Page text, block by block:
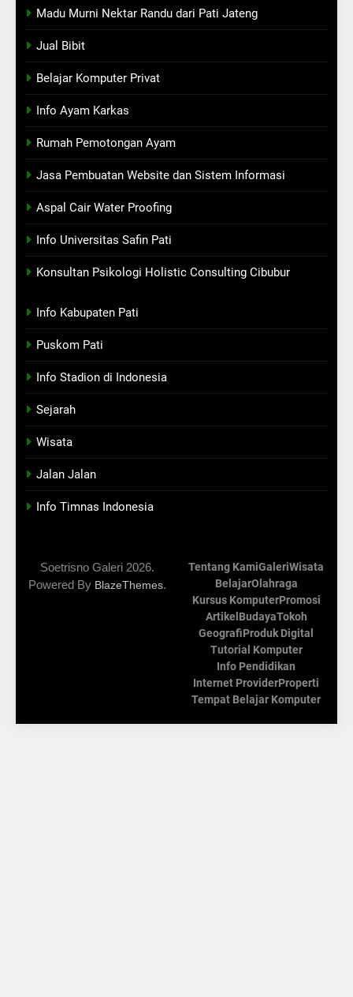
Madu Murni Nektar Randu dari Pati Jateng
Jual Bibit
Belajar Komputer Privat
Info Ayam Karkas
Rumah Pemotongan Ayam
Jasa Pembuatan Website dan Sistem Informasi
Aspal Cair Water Proofing
Info Universitas Safin Pati
Konsultan Psikologi Holistic Consulting Cibubur
Info Kabupaten Pati
Puskom Pati
Info Stadion di Indonesia
Sejarah
Wisata
Jalan Jalan
Info Timnas Indonesia
Soetrisno Galeri 2026.
Powered By BlazeThemes.
Tentang KamiGaleriWisata
BelajarOlahraga
Kursus KomputerPromosi
Artikel BudayaTokoh
GeografiProduk Digital
Tutorial Komputer
Info Pendidikan
Internet ProviderProperti
Tempat Belajar Komputer